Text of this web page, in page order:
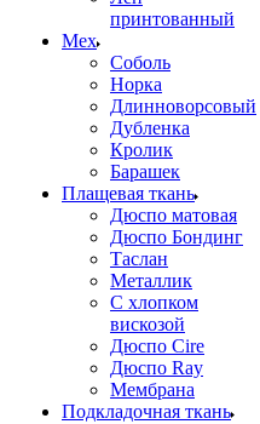
принтованный
Мех
Соболь
Норка
Длинноворсовый
Дубленка
Кролик
Барашек
Плащевая ткань
Дюспо матовая
Дюспо Бондинг
Таслан
Металлик
С хлопком
вискозой
Дюспо Cire
Дюспо Ray
Мембрана
Подкладочная ткань